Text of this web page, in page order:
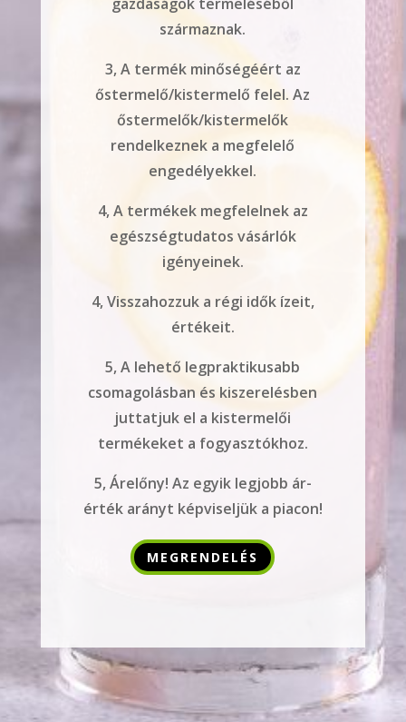
származnak.
3, A termék minőségéért az
őstermelő/kistermelő felel. Az
őstermelők/kistermelők
rendelkeznek a megfelelő
engedélyekkel.
4, A termékek megfelelnek az
egészségtudatos vásárlók
igényeinek.
4, Visszahozzuk a régi idők ízeit,
értékeit.
5, A lehető legpraktikusabb
csomagolásban és kiszerelésben
juttatjuk el a kistermelői
termékeket a fogyasztókhoz.
5, Árelőny! Az egyik legjobb ár-
érték arányt képviseljük a piacon!
MEGRENDELÉS